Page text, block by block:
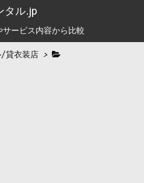
タル.jp
ービス内容から比較
/貸衣装店 >